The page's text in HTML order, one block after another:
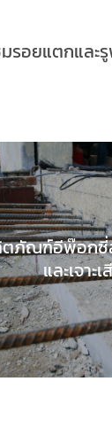
รอยแตกและ
ภัณฑ์อีพ๊อกซี่
และเจาะ